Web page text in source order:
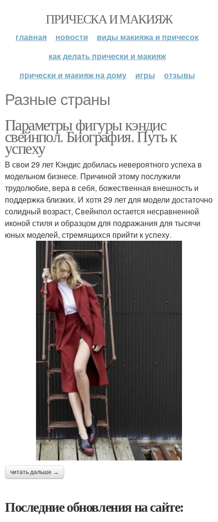
ПРИЧЕСКА И МАКИЯЖ
главная новости
виды макияжа и причесок
как делать прически и макияж
прически и макияж на дому
игры отзывы
Разные страны
Параметры фигуры кэндис
свейнпол. Биография. Путь к
успеху
В свои 29 лет Кэндис добилась невероятного успеха в
модельном бизнесе. Причиной этому послужили
трудолюбие, вера в себя, божественная внешность и
поддержка близких. И хотя 29 лет для модели достаточно
солидный возраст, Свейнпол остается несравненной
иконой стиля и образцом для подражания для тысячи
юных моделей, стремящихся прийти к успеху.
читать дальше →
Последние обновления на сайте: